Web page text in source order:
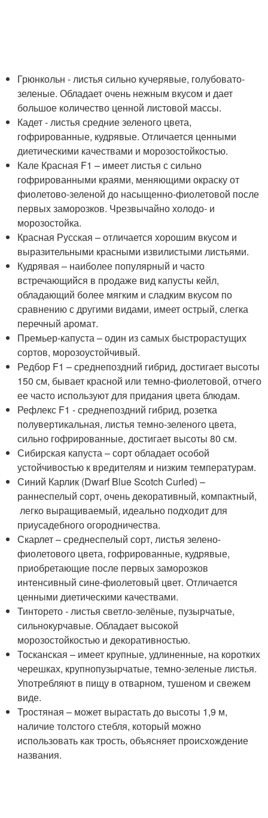
Грюнкольн - листья сильно кучерявые, голубовато-
зеленые. Обладает очень нежным вкусом и дает
большое количество ценной листовой массы.
Кадет - листья средние зеленого цвета,
гофрированные, кудрявые. Отличается ценными
диетическими качествами и морозостойкостью.
Кале Красная F1 – имеет листья с сильно
гофрированными краями, меняющими окраску от
фиолетово-зеленой до насыщенно-фиолетовой после
первых заморозков. Чрезвычайно холодо- и
морозостойка.
Красная Русская – отличается хорошим вкусом и
выразительными красными извилистыми листьями.
Кудрявая – наиболее популярный и часто
встречающийся в продаже вид капусты кейл,
обладающий более мягким и сладким вкусом по
сравнению с другими видами, имеет острый, слегка
перечный аромат.
Премьер-капуста – один из самых быстрорастущих
сортов, морозоустойчивый.
Редбор F1 – среднепоздний гибрид, достигает высоты
150 см, бывает красной или темно-фиолетовой, отчего
ее часто используют для придания цвета блюдам.
Рефлекс F1 - среднепоздний гибрид, розетка
полувертикальная, листья темно-зеленого цвета,
сильно гофрированные, достигает высоты 80 см.
Сибирская капуста – сорт обладает особой
устойчивостью к вредителям и низким температурам.
Синий Карлик (Dwarf Blue Scotch Curled) –
раннеспелый сорт, очень декоративный, компактный,
легко выращиваемый, идеально подходит для
приусадебного огородничества.
Скарлет – среднеспелый сорт, листья зелено-
фиолетового цвета, гофрированные, кудрявые,
приобретающие после первых заморозков
интенсивный сине-фиолетовый цвет. Отличается
ценными диетическими качествами.
Тинторето - листья светло-зелёные, пузырчатые,
сильнокурчавые. Обладает высокой
морозостойкостью и декоративностью.
Тосканская – имеет крупные, удлиненные, на коротких
черешках, крупнопузырчатые, темно-зеленые листья.
Употребляют в пищу в отварном, тушеном и свежем
виде.
Тростяная – может вырастать до высоты 1,9 м,
наличие толстого стебля, который можно
использовать как трость, объясняет происхождение
названия.